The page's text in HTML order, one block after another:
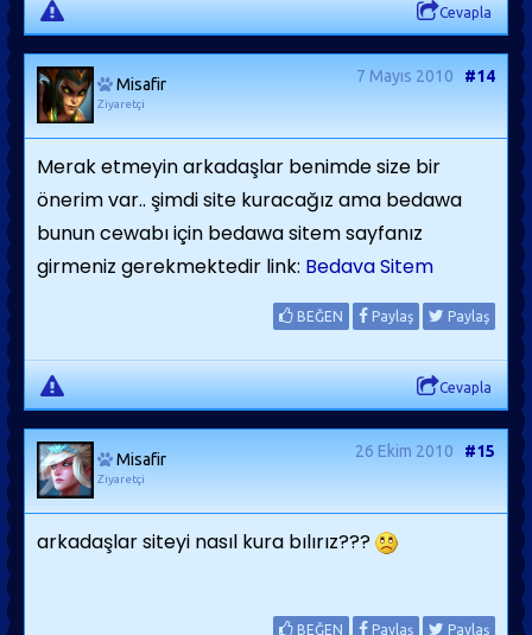
Cevapla
Misafir
Ziyaretçi
7 Mayıs 2010 #14
Merak etmeyin arkadaşlar benimde size bir
önerim var.. şimdi site kuracağız ama bedawa
bunun cewabı için bedawa sitem sayfanız
girmeniz gerekmektedir link: Bedava Sitem
BEĞEN Paylaş Paylaş
Cevapla
Misafir
Ziyaretçi
26 Ekim 2010 #15
arkadaşlar siteyi nasıl kura bılırız???
BEĞEN Paylaş Paylaş